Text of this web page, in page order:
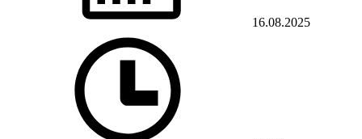
16.08.2025